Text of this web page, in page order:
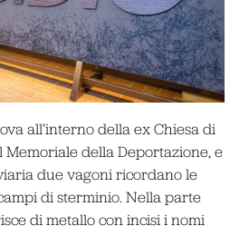
all’interno della ex Chiesa di
Memoriale della Deportazione, e
due vagoni ricordano le
di sterminio. Nella parte
di metallo con incisi i nomi